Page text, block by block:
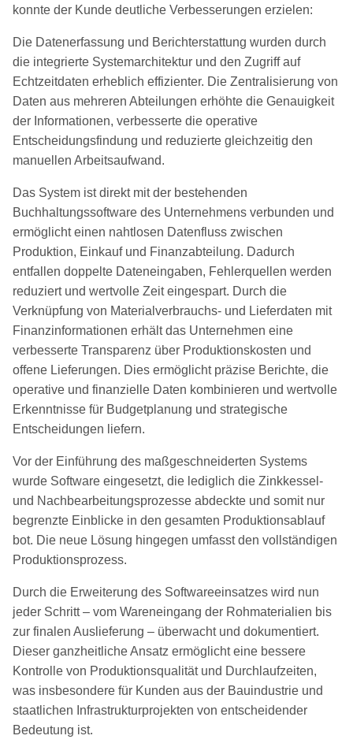
konnte der Kunde deutliche Verbesserungen erzielen:
Die Datenerfassung und Berichterstattung wurden durch
die integrierte Systemarchitektur und den Zugriff auf
Echtzeitdaten erheblich effizienter. Die Zentralisierung von
Daten aus mehreren Abteilungen erhöhte die Genauigkeit
der Informationen, verbesserte die operative
Entscheidungsfindung und reduzierte gleichzeitig den
manuellen Arbeitsaufwand.
Das System ist direkt mit der bestehenden
Buchhaltungssoftware des Unternehmens verbunden und
ermöglicht einen nahtlosen Datenfluss zwischen
Produktion, Einkauf und Finanzabteilung. Dadurch
entfallen doppelte Dateneingaben, Fehlerquellen werden
reduziert und wertvolle Zeit eingespart. Durch die
Verknüpfung von Materialverbrauchs- und Lieferdaten mit
Finanzinformationen erhält das Unternehmen eine
verbesserte Transparenz über Produktionskosten und
offene Lieferungen. Dies ermöglicht präzise Berichte, die
operative und finanzielle Daten kombinieren und wertvolle
Erkenntnisse für Budgetplanung und strategische
Entscheidungen liefern.
Vor der Einführung des maßgeschneiderten Systems
wurde Software eingesetzt, die lediglich die Zinkkessel-
und Nachbearbeitungsprozesse abdeckte und somit nur
begrenzte Einblicke in den gesamten Produktionsablauf
bot. Die neue Lösung hingegen umfasst den vollständigen
Produktionsprozess.
Durch die Erweiterung des Softwareeinsatzes wird nun
jeder Schritt – vom Wareneingang der Rohmaterialien bis
zur finalen Auslieferung – überwacht und dokumentiert.
Dieser ganzheitliche Ansatz ermöglicht eine bessere
Kontrolle von Produktionsqualität und Durchlaufzeiten,
was insbesondere für Kunden aus der Bauindustrie und
staatlichen Infrastrukturprojekten von entscheidender
Bedeutung ist.